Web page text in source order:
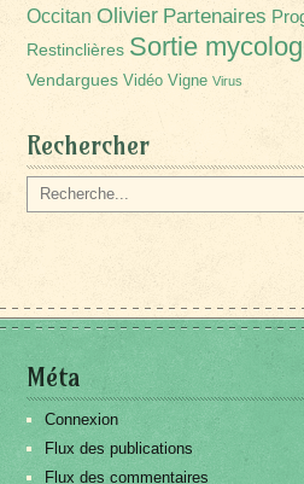
Occitan Olivier Partenaires
Restinclières Sortie
Vendargues Vidéo Vigne Virus
Rechercher
Méta
Connexion
Flux des publications
Flux des commentaires